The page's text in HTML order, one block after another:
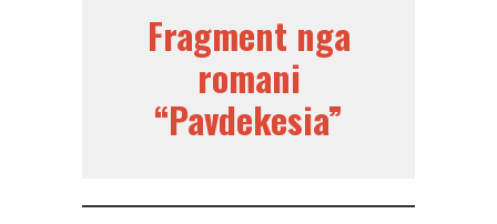
Fragment nga
romani
“Pavdekesia”